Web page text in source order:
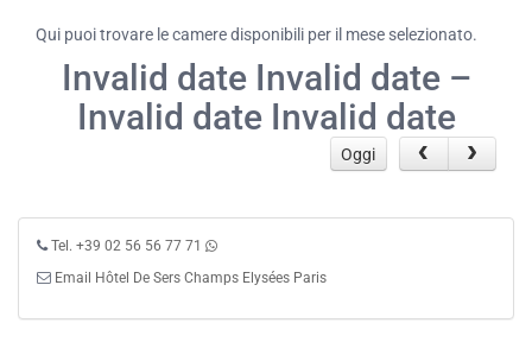
Qui puoi trovare le camere disponibili per il mese selezionato.
Invalid date Invalid date –
Invalid date Invalid date
Oggi
Tel. +39 02 56 56 77 71
Email Hôtel De Sers Champs Elysées Paris